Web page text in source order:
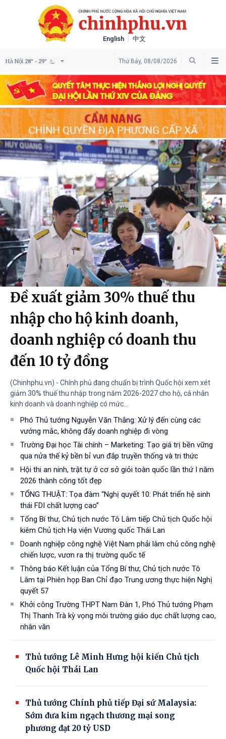
English 中文
Thứ Bảy, 08/08/2026
Hà Nội 28° - 29°
Đề xuất giảm 30% thuế thu
nhập cho hộ kinh doanh,
doanh nghiệp có doanh thu
đến 10 tỷ đồng
(Chinhphu.vn) - Chính phủ đang chuẩn bị trình Quốc hội xem xét
giảm 30% thuế thu nhập trong năm 2026-2027 cho hộ, cá nhân
kinh doanh và doanh nghiệp có mức...
Phó Thủ tướng Nguyễn Văn Thắng: Xử lý đến cùng các
vướng mắc, không đẩy doanh nghiệp đi vòng
Trường Đại học Tài chính – Marketing: Tạo giá trị bền vững
qua nửa thế kỷ bền bỉ vun đắp truyền thống và tri thức
Hội thi an ninh, trật tự ở cơ sở giỏi toàn quốc lần thứ I năm
2026 thành công tốt đẹp
TỔNG THUẬT: Tọa đàm “Nghị quyết 10: Phát triển hệ sinh
thái FDI chất lượng cao”
Tổng Bí thư, Chủ tịch nước Tô Lâm tiếp Chủ tịch Quốc hội
kiêm Chủ tịch Hạ viện Vương quốc Thái Lan
Doanh nghiệp công nghệ Việt Nam phải làm chủ công nghệ
chiến lược, vươn ra thị trường quốc tế
Thông báo Kết luận của Tổng Bí thư, Chủ tịch nước Tô
Lâm tại Phiên họp Ban Chỉ đạo Trung ương thực hiện Nghị
quyết 57
Khởi công Trường THPT Nam Đàn 1, Phó Thủ tướng Phạm
Thị Thanh Trà kỳ vọng môi trường giáo dục chất lượng cao,
nhân văn
Thủ tướng Lê Minh Hưng hội kiến Chủ tịch
Quốc hội Thái Lan
Thủ tướng Chính phủ tiếp Đại sứ Malaysia:
Sớm đưa kim ngạch thương mại song
phương đạt 20 tỷ USD